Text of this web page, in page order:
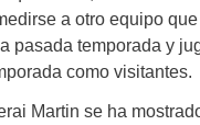
a otro equipo
pasada temporada y
como visitantes.
Martin se ha